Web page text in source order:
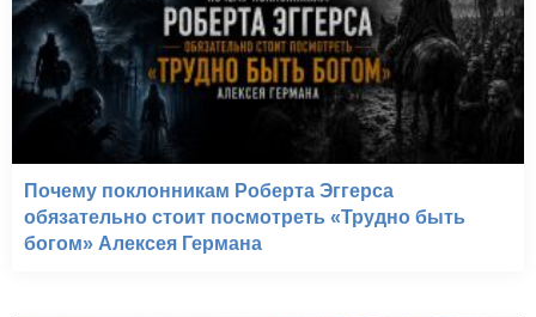
Почему поклонникам Роберта Эггерса
обязательно стоит посмотреть «Трудно быть
богом» Алексея Германа